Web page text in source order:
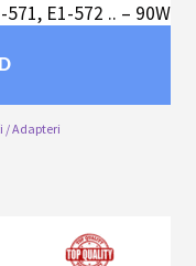
571, E1-572 .. – 90W
/ Adapteri